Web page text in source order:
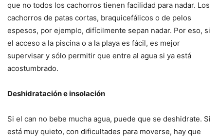
que no todos los cachorros tienen facilidad para nadar. Los
cachorros de patas cortas, braquicefálicos o de pelos
espesos, por ejemplo, difícilmente sepan nadar. Por eso, si
el acceso a la piscina o a la playa es fácil, es mejor
supervisar y sólo permitir que entre al agua si ya está
acostumbrado.
Deshidratación e insolación
Si el can no bebe mucha agua, puede que se deshidrate. Si
está muy quieto, con dificultades para moverse, hay que